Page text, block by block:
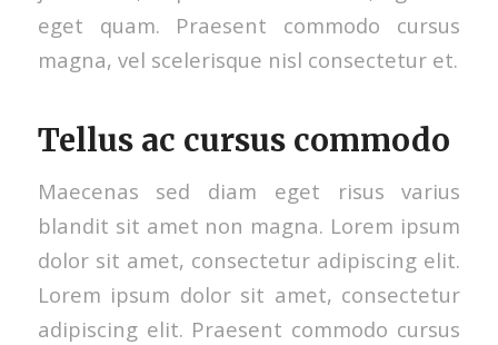
eget quam. Praesent commodo cursus
magna, vel scelerisque nisl consectetur et.
Tellus ac cursus commodo
Maecenas sed diam eget risus varius
blandit sit amet non magna. Lorem ipsum
dolor sit amet, consectetur adipiscing elit.
Lorem ipsum dolor sit amet, consectetur
adipiscing elit. Praesent commodo cursus